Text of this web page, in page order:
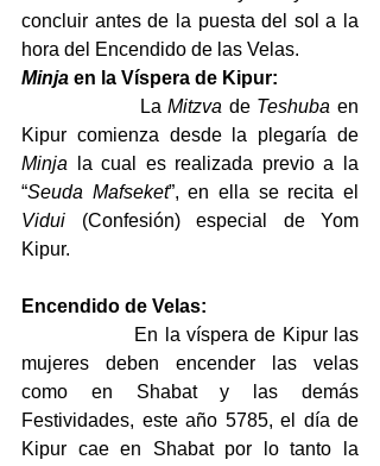
concluir antes de la puesta del sol a la
hora del Encendido de las Velas.
Minja en la Víspera de Kipur:
La Mitzva de Teshuba en
Minja la cual es realizada previo a la
“Seuda Mafseket
Vidui (Confesión) especial de Yom
Kipur.
Encendido de Velas:
En la víspera de Kipur las
mujeres deben encender las velas
como en Shabat y las demás
Festividades, este año 5785, el día de
Kipur cae en Shabat por lo tanto la